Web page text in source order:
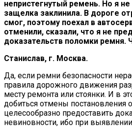
непристегнутый ремень. Но я
защелка заклинила. В дороге
смог, поэтому поехал в
отменили, сказали, что я не
доказательств поломки ремня.
Станислав, г. Москва.
Да, если ремни безопасности
правила дорожного движения
месту ремонта или стоянки. И в
добиться отмены постановления
целесообразно предоставить
невиновности, ибо при